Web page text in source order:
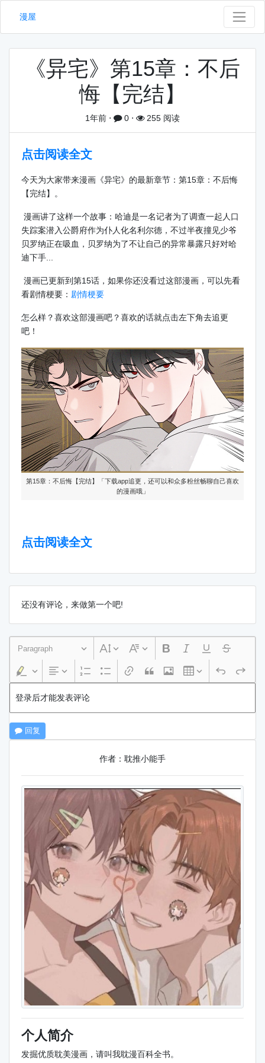
漫屋
《异宅》第15章：不后
悔【完结】
1年前 ⋅ 0 ⋅ 255 阅读
点击阅读全文
今天为大家带来漫画《异宅》的最新章节：第15章：不后悔
【完结】。
漫画讲了这样一个故事：哈迪是一名记者为了调查一起人口
失踪案潜入公爵府作为仆人化名利尔德，不过半夜撞见少爷
贝罗纳正在吸血，贝罗纳为了不让自己的异常暴露只好对哈
迪下手...
漫画已更新到第15话，如果你还没看过这部漫画，可以先看
看剧情梗要： 剧情梗要
怎么样？喜欢这部漫画吧？喜欢的话就点击左下角去追更
吧！
第15章：不后悔【完结】「下载app追更，还可以和众多粉丝畅聊自己喜欢
的漫画哦」
点击阅读全文
还没有评论，来做第一个吧!
Paragraph
登录后才能发表评论
回复
作者：耽推小能手
个人简介
发掘优质耽美漫画，请叫我耽漫百科全书。